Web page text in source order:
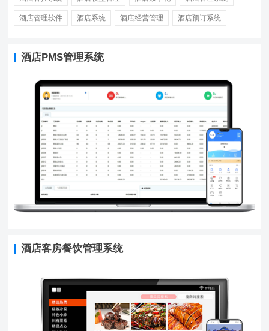
酒店管理软件 酒店系统 酒店经营管理 酒店预订系统
酒店PMS管理系统
酒店客房餐饮管理系统